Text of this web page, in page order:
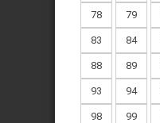
78 79
83 84
88 89
93 94
98 99